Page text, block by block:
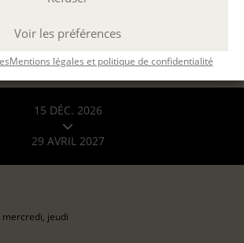
Voir les préférences
Mentions légales et politique de confidentialité
15 DÉC. 2026
29 AVRIL 2027
jeudi